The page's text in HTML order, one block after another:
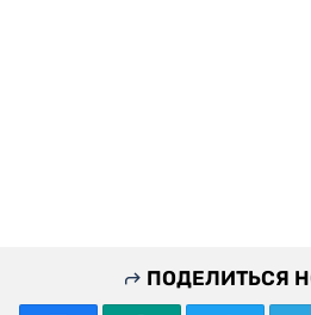
ПОДЕЛИТЬСЯ